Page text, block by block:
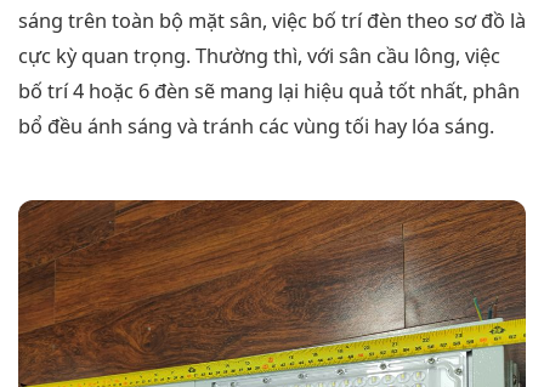
sáng trên toàn bộ mặt sân, việc bố trí đèn theo sơ đồ là
cực kỳ quan trọng. Thường thì, với sân cầu lông, việc
bố trí 4 hoặc 6 đèn sẽ mang lại hiệu quả tốt nhất, phân
bổ đều ánh sáng và tránh các vùng tối hay lóa sáng.